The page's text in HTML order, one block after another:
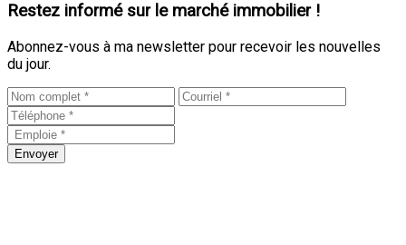
Restez informé sur le marché immobilier !
Abonnez-vous à ma newsletter pour recevoir les nouvelles
du jour.
Envoyer